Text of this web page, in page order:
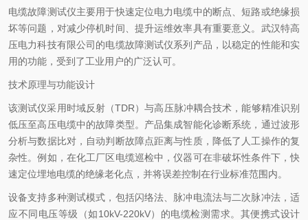
电缆故障测试仪主要用于快速定位电力电缆中的断点、短路或绝缘损
坏等问题，对减少停机时间、提升运维效率具有重要意义。武汉特高
压电力科技有限公司的电缆故障测试仪系列产品，以稳定的性能和实
用的功能，受到了工业用户的广泛认可。
技术原理与功能设计
该测试仪采用时域反射（TDR）与高压脉冲耦合技术，能够精准识别
低压至高压电缆中的故障类型。产品集成智能化诊断系统，通过波形
分析与数据比对，自动判断故障点距离与性质，降低了人工操作的复
杂性。例如，在化工厂区电缆巡检中，仪器可在非破坏性条件下，快
速定位埋地电缆的绝缘老化点，并将误差控制在行业标准范围内。
设备支持多种测试模式，包括闪络法、脉冲电流法与二次脉冲法，适
应不同电压等级（如10kV-220kV）的电缆检测需求。其便携式设计